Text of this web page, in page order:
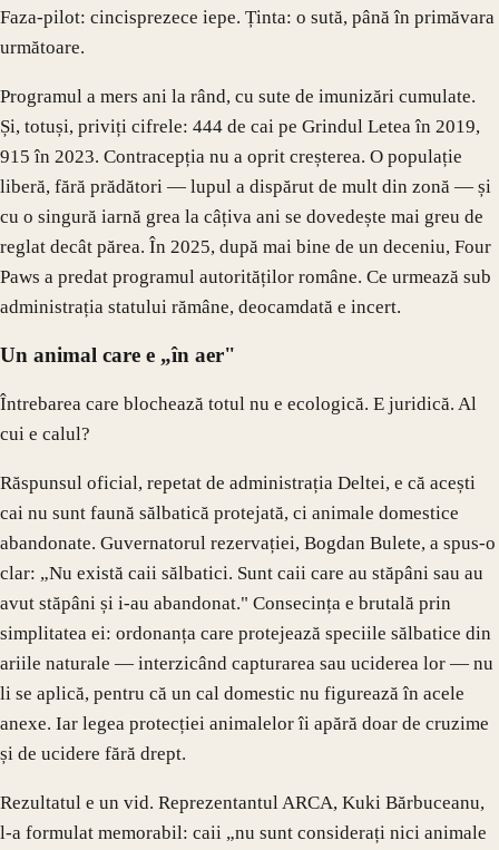
Faza-pilot: cincisprezece iepe. Ținta: o sută, până în primăvara
următoare.
Programul a mers ani la rând, cu sute de imunizări cumulate.
Și, totuși, priviți cifrele: 444 de cai pe Grindul Letea în 2019,
915 în 2023. Contracepția nu a oprit creșterea. O populație
liberă, fără prădători — lupul a dispărut de mult din zonă — și
cu o singură iarnă grea la câțiva ani se dovedește mai greu de
reglat decât părea. În 2025, după mai bine de un deceniu, Four
Paws a predat programul autorităților române. Ce urmează sub
administrația statului rămâne, deocamdată e incert.
Un animal care e „în aer"
Întrebarea care blochează totul nu e ecologică. E juridică. Al
cui e calul?
Răspunsul oficial, repetat de administrația Deltei, e că acești
cai nu sunt faună sălbatică protejată, ci animale domestice
abandonate. Guvernatorul rezervației, Bogdan Bulete, a spus-o
clar: „Nu există caii sălbatici. Sunt caii care au stăpâni sau au
avut stăpâni și i-au abandonat." Consecința e brutală prin
simplitatea ei: ordonanța care protejează speciile sălbatice din
ariile naturale — interzicând capturarea sau uciderea lor — nu
li se aplică, pentru că un cal domestic nu figurează în acele
anexe. Iar legea protecției animalelor îi apără doar de cruzime
și de ucidere fără drept.
Rezultatul e un vid. Reprezentantul ARCA, Kuki Bărbuceanu,
l-a formulat memorabil: caii „nu sunt considerați nici animale